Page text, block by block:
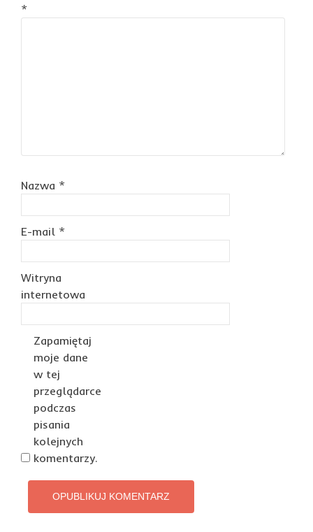
*
Nazwa *
E-mail *
Witryna
internetowa
Zapamiętaj
moje dane
w tej
przeglądarce
podczas
pisania
kolejnych
komentarzy.